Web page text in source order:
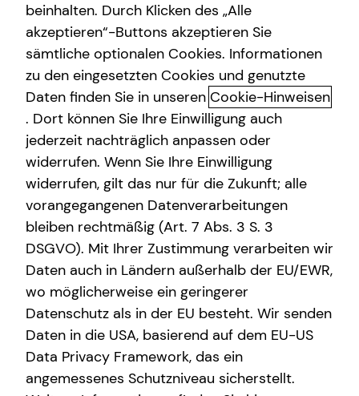
Patrick Clemens
Siegfeldstraße 11
53721 Siegburg
Erlaubnis nach § 34d GewO​
Aufsichtsbehörde:
IHK Bonn / Rhein-Sieg
Bonner Talweg 17
53113 Bonn
Registrierungsnummer: D-0RZG-818BM-47
Berufsbezeichnung: Versicherungsvertreter mit Erlaubnis
nach § 34 d Abs. 1 GewO Bundesrepublik Deutschland
(GewO), §§ 59 – 68 Gesetz über den
Versicherungsvertrag (VVG), Verordnung über die
Versicherungsvermittlung und -beratung (VersVermV),
beinhalten. Durch Klicken des „Alle
akzeptieren“-Buttons akzeptieren Sie
sämtliche optionalen Cookies. Informationen
zu den eingesetzten Cookies und genutzte
Daten finden Sie in unseren Cookie-Hinweisen
. Dort können Sie Ihre Einwilligung auch
jederzeit nachträglich anpassen oder
widerrufen. Wenn Sie Ihre Einwilligung
widerrufen, gilt das nur für die Zukunft; alle
vorangegangenen Datenverarbeitungen
bleiben rechtmäßig (Art. 7 Abs. 3 S. 3
DSGVO). Mit Ihrer Zustimmung verarbeiten wir
Daten auch in Ländern außerhalb der EU/EWR,
wo möglicherweise ein geringerer
Datenschutz als in der EU besteht. Wir senden
Daten in die USA, basierend auf dem EU-US
Data Privacy Framework, das ein
angemessenes Schutzniveau sicherstellt.